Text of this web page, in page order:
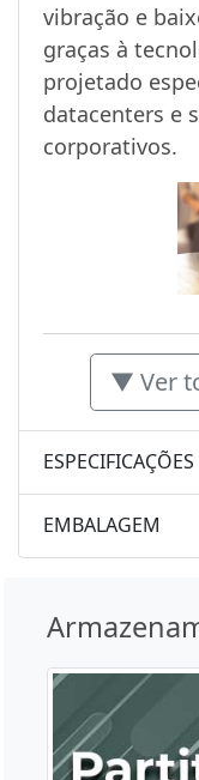
vibração e
graças à
projetado
datacenters e
corporativos.
▼ Ver
ESPECIFICAÇÕES
EMBALAGEM